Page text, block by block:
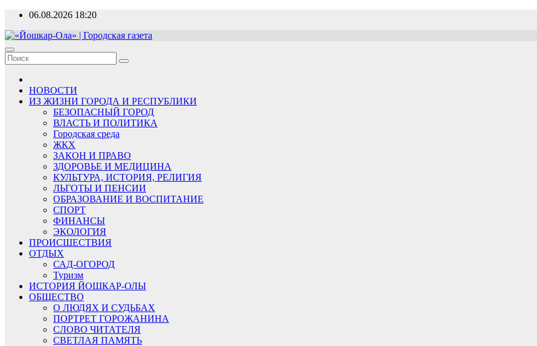
Перейти
содержимому
06.08.2026 18:20
«Йошкар-Ола» | Городская газета
Новости, события, люди
НОВОСТИ
ИЗ ЖИЗНИ ГОРОДА И РЕСПУБЛИКИ
БЕЗОПАСНЫЙ ГОРОД
ВЛАСТЬ И ПОЛИТИКА
Городская среда
ЖКХ
ЗАКОН И ПРАВО
ЗДОРОВЬЕ И МЕДИЦИНА
КУЛЬТУРА, ИСТОРИЯ, РЕЛИГИЯ
ЛЬГОТЫ И ПЕНСИИ
ОБРАЗОВАНИЕ И ВОСПИТАНИЕ
СПОРТ
ФИНАНСЫ
ЭКОЛОГИЯ
ПРОИСШЕСТВИЯ
ОТДЫХ
САД-ОГОРОД
Туризм
ИСТОРИЯ ЙОШКАР-ОЛЫ
ОБЩЕСТВО
О ЛЮДЯХ И СУДЬБАХ
ПОРТРЕТ ГОРОЖАНИНА
СЛОВО ЧИТАТЕЛЯ
СВЕТЛАЯ ПАМЯТЬ